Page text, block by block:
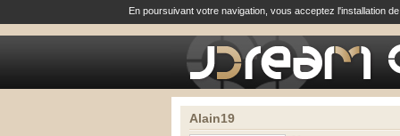
En poursuivant votre navigation, vous acceptez l'installation
Alain19